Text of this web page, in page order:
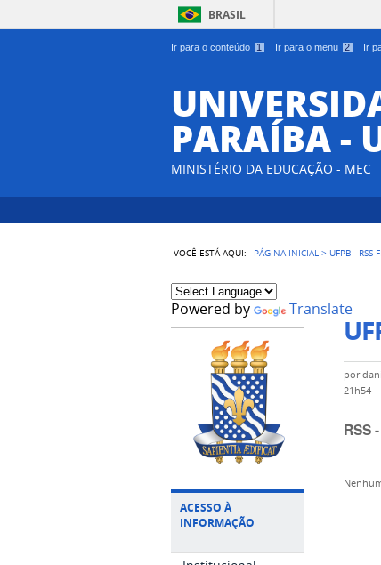
Ir para o conteúdo 1 Ir para o menu 2 Ir
BRASIL
PARAÍBA -
MINISTÉRIO DA EDUCAÇÃO - MEC
VOCÊ ESTÁ AQUI: PÁGINA INICIAL > UFPB - RSS
Powered by Translate
ACESSO À
INFORMAÇÃO
por
21h54
RSS